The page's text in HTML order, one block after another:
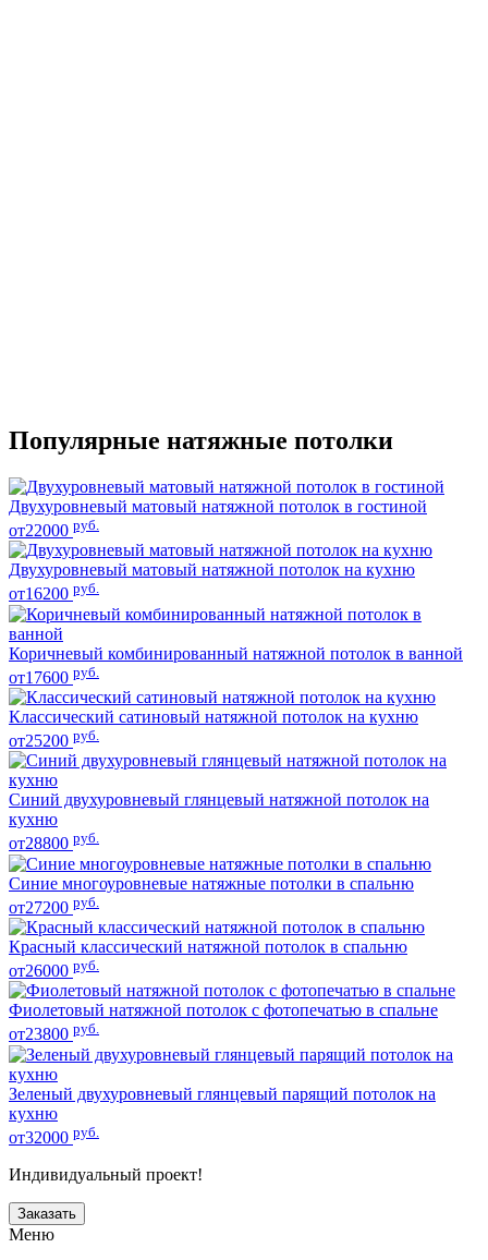
Популярные натяжные потолки
Двухуровневый матовый натяжной потолок в гостиной
от22000 руб.
Двухуровневый матовый натяжной потолок на кухню
от16200 руб.
Коричневый комбинированный натяжной потолок в ванной
от17600 руб.
Классический сатиновый натяжной потолок на кухню
от25200 руб.
Синий двухуровневый глянцевый натяжной потолок на
кухню
от28800 руб.
Синие многоуровневые натяжные потолки в спальню
от27200 руб.
Красный классический натяжной потолок в спальню
от26000 руб.
Фиолетовый натяжной потолок с фотопечатью в спальне
от23800 руб.
Зеленый двухуровневый глянцевый парящий потолок на
кухню
от32000 руб.
Индивидуальный проект!
Заказать
Меню